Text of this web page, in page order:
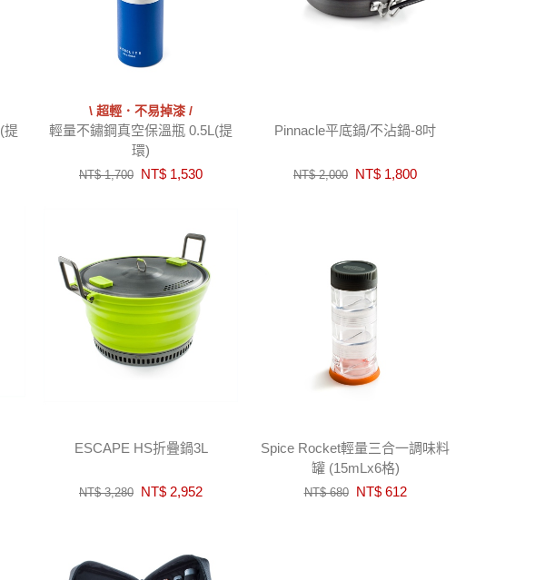
提
\ 超輕．不易掉漆 /
輕量不鏽鋼真空保溫瓶 0.5L(提
環)
NT$ 1,700 NT$ 1,530
Pinnacle平底鍋/不沾鍋-8吋
NT$ 2,000 NT$ 1,800
ESCAPE HS折疊鍋3L
NT$ 3,280 NT$ 2,952
Spice Rocket輕量三合一調味料
罐 (15mLx6格)
NT$ 680 NT$ 612